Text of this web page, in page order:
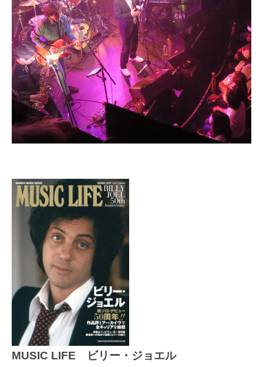
MUSIC LIFE ビリー・ジョエル